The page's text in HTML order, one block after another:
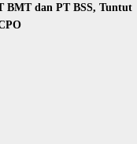
BMT dan PT BSS, Tuntut